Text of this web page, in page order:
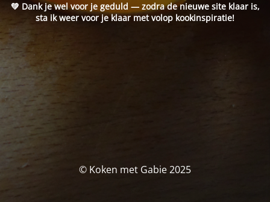
💚 Dank je wel voor je geduld — zodra de nieuwe site klaar is,
sta ik weer voor je klaar met volop kookinspiratie!
© Koken met Gabie 2025